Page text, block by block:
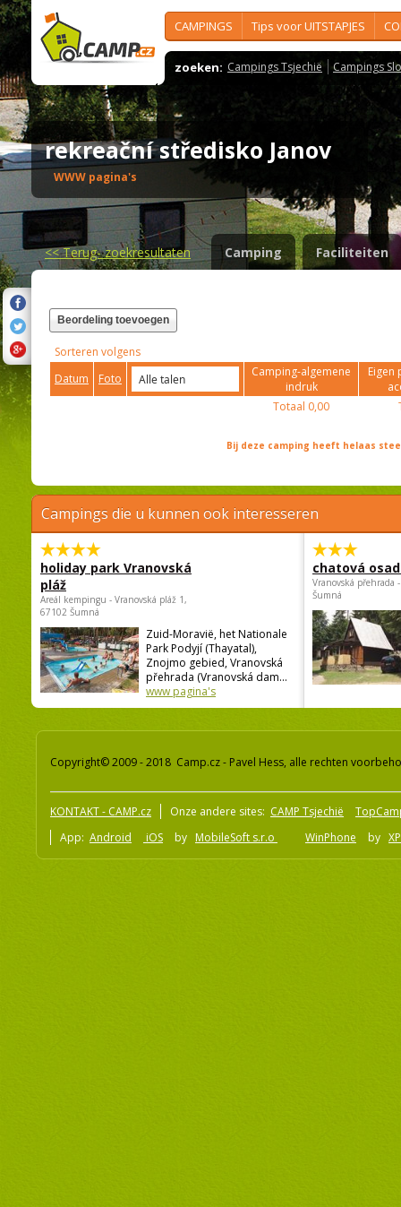
CAMPINGS Tips voor UITSTAPJES
zoeken: Campings Tsjechië Campings
rekreační středisko Janov
WWW pagina's
<<Terug- zoekresultaten Camping Faciliteiten
Beordeling toevoegen
Sorteren volgens
Datum
Foto
Camping-algemene
indruk
Eigen
Totaal 0,00
Bij deze camping heeft helaas
Campings die u kunnen ook interesseren
holiday park Vranovská
pláž
Areál kempingu - Vranovská pláž 1,
67102 Šumná
Zuid-Moravië, het Nationale
Park Podyjí (Thayatal),
Znojmo gebied, Vranovská
přehrada (Vranovská dam...
www pagina's
chatová
Vranovská přehrada
Šumná
Copyright© 2009 - 2018 Camp.cz - Pavel Hess, alle rechten
KONTAKT - CAMP.cz Onze andere sites: CAMP Tsjechië
App: Android iOS by MobileSoft s.r.o WinPhone by